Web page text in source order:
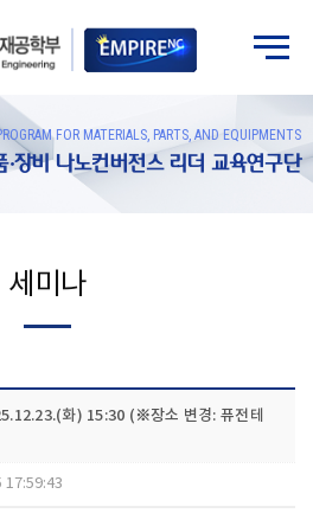
FOR MATERIALS, PARTS, AND EQUIPMENTS
·장비 나노컨버전스 리더 교육연구단
세미나
화) 15:30 (※장소 변경: 퓨전테
17:59:43